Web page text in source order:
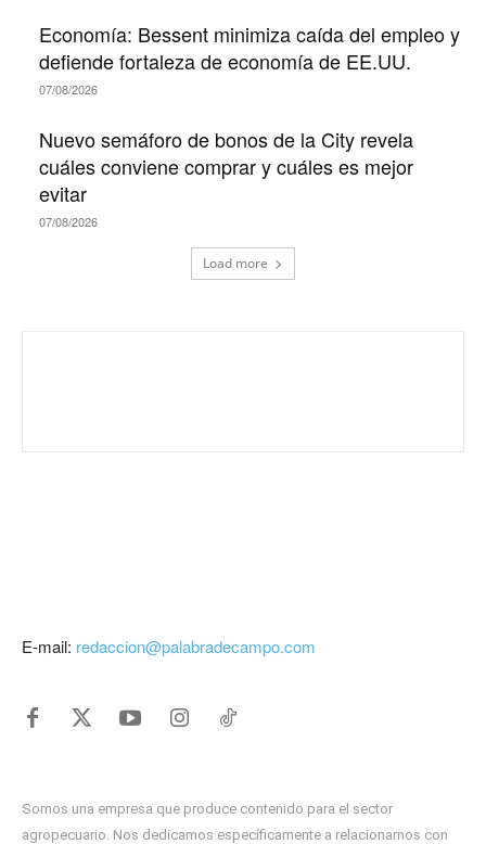
Economía: Bessent minimiza caída del empleo y
defiende fortaleza de economía de EE.UU.
07/08/2026
Nuevo semáforo de bonos de la City revela
cuáles conviene comprar y cuáles es mejor
evitar
07/08/2026
Load more
E-mail: redaccion@palabradecampo.com
Somos una empresa que produce contenido para el sector
agropecuario. Nos dedicamos específicamente a relacionarnos con